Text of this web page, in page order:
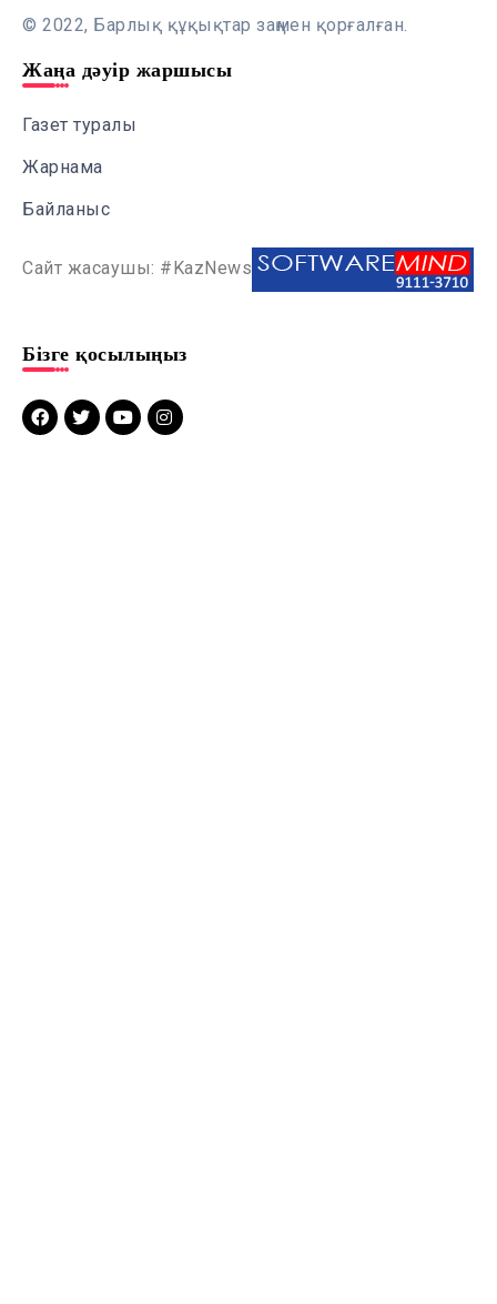
© 2022, Барлық құқықтар заңмен қорғалған.
Жаңа дәуір жаршысы
Газет туралы
Жарнама
Байланыс
Сайт жасаушы: #KazNews
Бізге қосылыңыз